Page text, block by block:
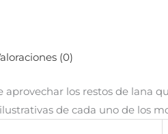
(0)
aprovechar los restos de lana
de cada uno de los